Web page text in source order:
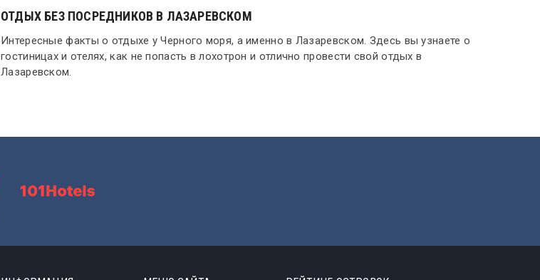
ОТДЫХ БЕЗ ПОСРЕДНИКОВ В ЛАЗАРЕВСКОМ
Интересные факты о отдыхе у Черного моря, а именно в Лазаревском. Здесь вы узнаете о
гостиницах и отелях, как не попасть в лохотрон и отлично провести свой отдых в
Лазаревском.